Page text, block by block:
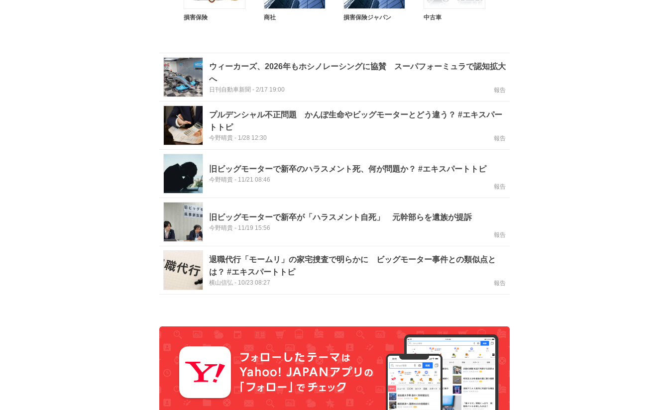
損害保険 商社 損害保険ジャパン 中古車
ウィーカーズ、2026年もホシノレーシングに協賛 スーパフォーミュラで認知拡大
へ
日刊自動車新聞 - 2/17 19:00 報告
プルデンシャル不正問題 かんぽ生命やビッグモーターとどう違う？ #エキスパー
トトピ
今野晴貴 - 1/28 12:30 報告
旧ビッグモーターで新卒のハラスメント死、何が問題か？ #エキスパートトピ
今野晴貴 - 11/21 08:46
報告
旧ビッグモーターで新卒が「ハラスメント自死」 元幹部らを遺族が提訴
今野晴貴 - 11/19 15:56
報告
退職代行「モームリ」の家宅捜査で明らかに ビッグモーター事件との類似点と
は？ #エキスパートトピ
横山信弘 - 10/23 08:27 報告